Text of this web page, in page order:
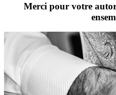
Merci pour votre